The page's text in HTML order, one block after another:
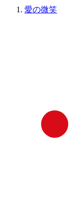
愛の微笑